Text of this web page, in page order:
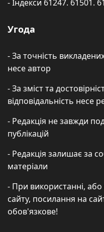
- Індекси 61247. 61501.
Угода
- За точність
несе автор
- За зміст та
відповідальність несе
- Редакція не завжди
публікацій
- Редакція залишає за
матеріали
- При використанні, або
сайту, посилання на
обов'язкове!